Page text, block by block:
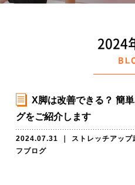
2024
X脚は改善できる？ 簡
グをご紹介します
2024.07.31 ストレッチアップ
フブログ